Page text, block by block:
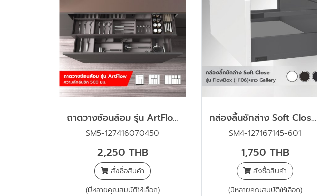
ถาดวางช้อนส้อม รุ่น ArtFlow ความลึกลิ้นชัก 500 มม. สีเทาเข้ม+แผ่นรองกันลื่น
SM5-127416070450
2,250 THB
สั่งซื้อสินค้า
(มีหลายคุณสมบัติให้เลือก)
กล่องลิ้นชักล่าง Soft Close รุ่น Flowbox (H106 พร้อมราว Gallery) ขนาด 500 มม.
SM4-127167145-601
1,750 THB
สั่งซื้อสินค้า
(มีหลายคุณสมบัติให้เลือก)